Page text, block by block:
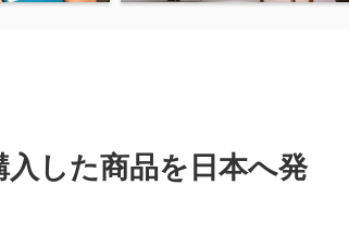
入した商品を日本へ発